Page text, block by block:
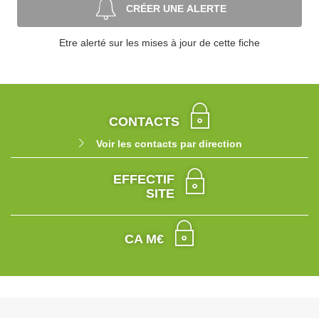
CRÉER UNE ALERTE
Etre alerté sur les mises à jour de cette fiche
CONTACTS
Voir les contacts par direction
EFFECTIF
SITE
CA M€